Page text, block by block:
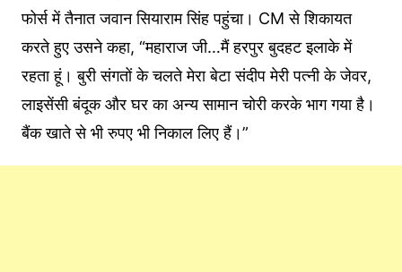
फोर्स में तैनात जवान सियाराम सिंह पहुंचा। CM से शिकायत
करते हुए उसने कहा, “महाराज जी…मैं हरपुर बुदहट इलाके में
रहता हूं। बुरी संगतों के चलते मेरा बेटा संदीप मेरी पत्नी के जेवर,
लाइसेंसी बंदूक और घर का अन्य सामान चोरी करके भाग गया है।
बैंक खाते से भी रुपए भी निकाल लिए हैं।”